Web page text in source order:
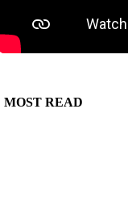
MOST READ